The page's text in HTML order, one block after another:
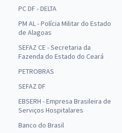
PC DF - DELTA
PM AL - Polícia Militar do Estado
de Alagoas
SEFAZ CE - Secretaria da
Fazenda do Estado do Ceará
PETROBRAS
SEFAZ DF
EBSERH - Empresa Brasileira de
Serviços Hospitalares
Banco do Brasil